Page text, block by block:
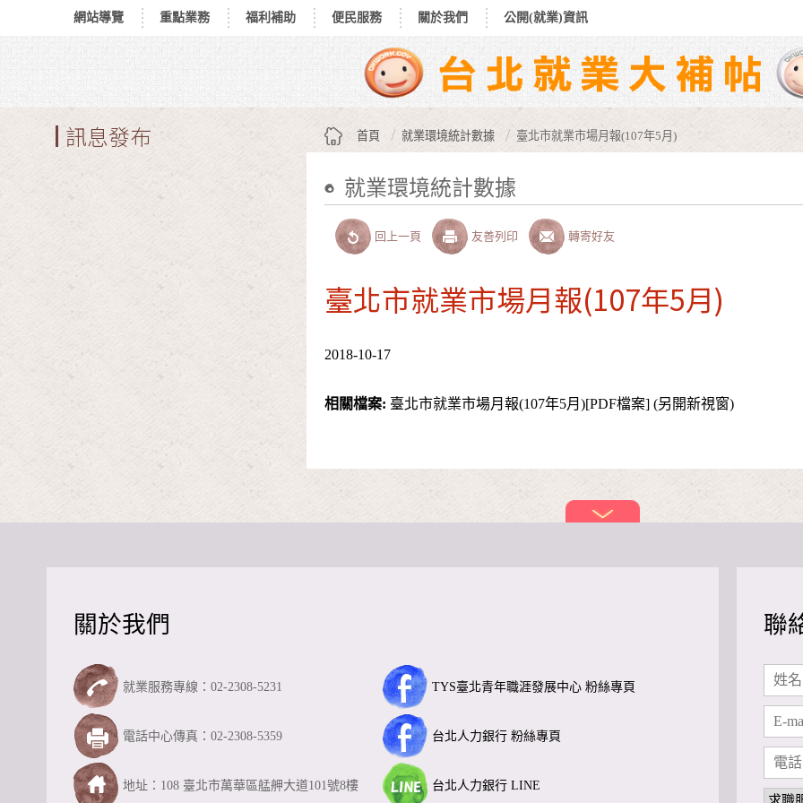
跳到主要內容區塊
網站導覽 重點業務 福利補助 便民服務 關於我們 公開(就業)資訊
訊息發布 首頁 就業環境統計數據 臺北市就業市場月報(107年5月)
就業環境統計數據
回上一頁 友善列印 轉寄好友
臺北市就業市場月報(107年5月)
2018-10-17
相關檔案: 臺北市就業市場月報(107年5月)[PDF檔案] (另開新視窗)
關於我們
就業服務專線：02-2308-5231 TYS臺北青年職涯發展中心 粉絲專頁
電話中心傳真：02-2308-5359 台北人力銀行 粉絲專頁
地址：108 臺北市萬華區艋舺大道101號8樓 台北人力銀行 LINE
聯